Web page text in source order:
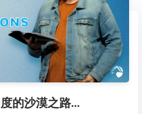
的沙漠之路...